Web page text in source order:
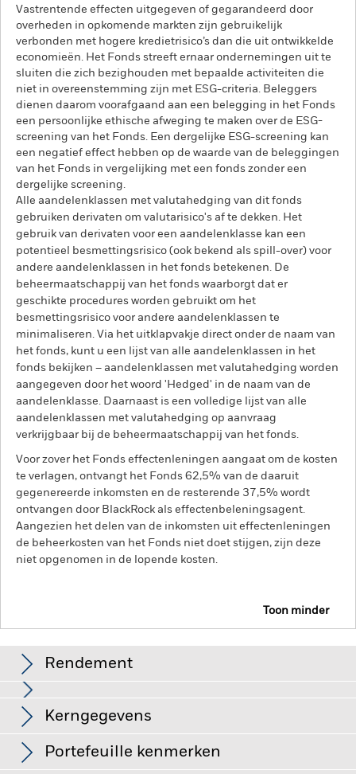
Vastrentende effecten uitgegeven of gegarandeerd door
overheden in opkomende markten zijn gebruikelijk
verbonden met hogere kredietrisico’s dan die uit ontwikkelde
economieën. Het Fonds streeft ernaar ondernemingen uit te
sluiten die zich bezighouden met bepaalde activiteiten die
niet in overeenstemming zijn met ESG-criteria. Beleggers
dienen daarom voorafgaand aan een belegging in het Fonds
een persoonlijke ethische afweging te maken over de ESG-
screening van het Fonds. Een dergelijke ESG-screening kan
een negatief effect hebben op de waarde van de beleggingen
van het Fonds in vergelijking met een fonds zonder een
dergelijke screening.
Alle aandelenklassen met valutahedging van dit fonds
gebruiken derivaten om valutarisico's af te dekken. Het
gebruik van derivaten voor een aandelenklasse kan een
potentieel besmettingsrisico (ook bekend als spill-over) voor
andere aandelenklassen in het fonds betekenen. De
beheermaatschappij van het fonds waarborgt dat er
geschikte procedures worden gebruikt om het
besmettingsrisico voor andere aandelenklassen te
minimaliseren. Via het uitklapvakje direct onder de naam van
het fonds, kunt u een lijst van alle aandelenklassen in het
fonds bekijken – aandelenklassen met valutahedging worden
aangegeven door het woord 'Hedged' in de naam van de
aandelenklasse. Daarnaast is een volledige lijst van alle
aandelenklassen met valutahedging op aanvraag
verkrijgbaar bij de beheermaatschappij van het fonds.
Voor zover het Fonds effectenleningen aangaat om de kosten
te verlagen, ontvangt het Fonds 62,5% van de daaruit
gegenereerde inkomsten en de resterende 37,5% wordt
ontvangen door BlackRock als effectenbeleningsagent.
Aangezien het delen van de inkomsten uit effectenleningen
de beheerkosten van het Fonds niet doet stijgen, zijn deze
niet opgenomen in de lopende kosten.
Toon minder
Rendement
Volledige grafiek bekijken
Kredietrisico, veranderingen in rentetarieven en/of in de
wanbetalingsquote van emittenten hebben een aanzienlijk
invloed op de prestaties van vastrentende effecten. Potentiële
of werkelijke verlagingen van de kredietrating kunnen het
risiconiveau verhogen.Het beleggingsrisico is
Kerngegevens
Netto-activa van het
Portefeuille kenmerken